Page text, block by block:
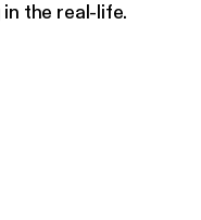
the real-life.